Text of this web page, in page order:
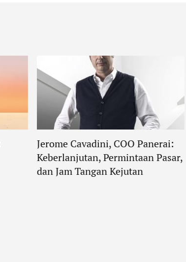
Jerome Cavadini, COO Panerai:
Keberlanjutan, Permintaan Pasar,
dan Jam Tangan Kejutan